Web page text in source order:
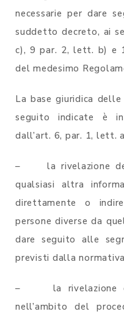
necessarie per dare
suddetto decreto, ai
c), 9 par. 2, lett. b) e
del medesimo
La base giuridica
seguito indicate è
dall’art. 6, par. 1, lett.
– la rivelazione
qualsiasi altra
direttamente o
persone diverse da
dare seguito alle
previsti dalla
– la rivelazione
nell’ambito del